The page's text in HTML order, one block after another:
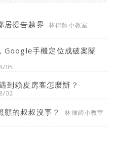
居提告越界
林律師小教室
Google手機定位成破案關
05
到賴皮房客怎麼辦？
02
顧的叔叔沒事？
林律師小教室